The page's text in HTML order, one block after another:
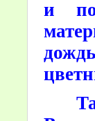
и